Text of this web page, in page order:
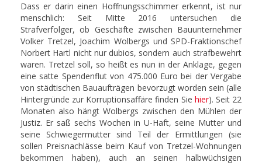
Dass er darin einen Hoffnungsschimmer erkennt, ist nur
menschlich: Seit Mitte 2016 untersuchen die
Strafverfolger, ob Geschäfte zwischen Bauunternehmer
Volker Tretzel, Joachim Wolbergs und SPD-Fraktionschef
Norbert Hartl nicht nur dubios, sondern auch strafbewehrt
waren. Tretzel soll, so heißt es nun in der Anklage, gegen
eine satte Spendenflut von 475.000 Euro bei der Vergabe
von städtischen Bauaufträgen bevorzugt worden sein (alle
Hintergründe zur Korruptionsaffäre finden Sie hier). Seit 22
Monaten also hängt Wolbergs zwischen den Mühlen der
Justiz. Er saß sechs Wochen in U-Haft, seine Mutter und
seine Schwiegermutter sind Teil der Ermittlungen (sie
sollen Preisnachlässe beim Kauf von Tretzel-Wohnungen
bekommen haben), auch an seinen halbwüchsigen